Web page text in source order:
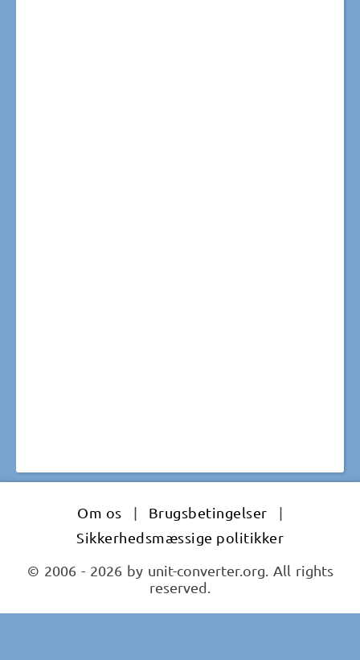
Om os | Brugsbetingelser
|
Sikkerhedsmæssige politikker
© 2006 - 2026 by unit-converter.org. All rights
reserved.